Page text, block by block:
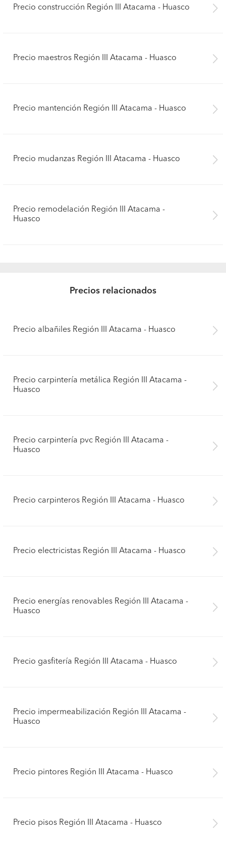
Precio construcción Región III Atacama - Huasco
Precio maestros Región III Atacama - Huasco
Precio mantención Región III Atacama - Huasco
Precio mudanzas Región III Atacama - Huasco
Precio remodelación Región III Atacama -
Huasco
Precios relacionados
Precio albañiles Región III Atacama - Huasco
Precio carpintería metálica Región III Atacama -
Huasco
Precio carpintería pvc Región III Atacama -
Huasco
Precio carpinteros Región III Atacama - Huasco
Precio electricistas Región III Atacama - Huasco
Precio energías renovables Región III Atacama -
Huasco
Precio gasfitería Región III Atacama - Huasco
Precio impermeabilización Región III Atacama -
Huasco
Precio pintores Región III Atacama - Huasco
Precio pisos Región III Atacama - Huasco